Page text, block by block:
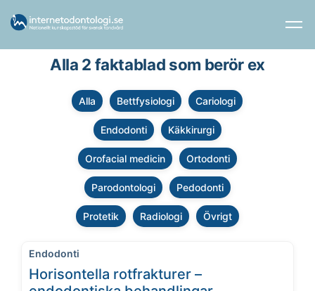
Alla 2 faktablad som berör ex
Alla Bettfysiologi Cariologi
Endodonti Käkkirurgi
Orofacial medicin Ortodonti
Parodontologi Pedodonti
Protetik Radiologi Övrigt
Endodonti
Horisontella rotfrakturer –